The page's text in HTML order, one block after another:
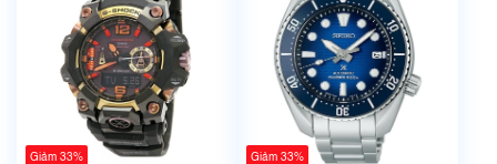
Giảm 33% Giảm 33%